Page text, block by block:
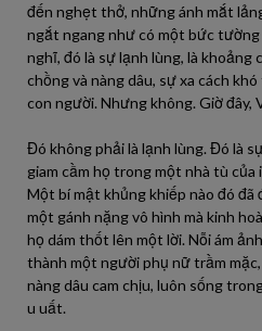
đến nghẹt thở, những ánh mắt
ngắt ngang như có một bức
nghĩ, đó là sự lạnh lùng, là khoảng
chồng và nàng dâu, sự xa cách
con người. Nhưng không. Giờ đây,
Đó không phải là lạnh lùng. Đó là
giam cầm họ trong một nhà tù
Một bí mật khủng khiếp nào đó đã
một gánh nặng vô hình mà kinh
họ dám thốt lên một lời. Nỗi ám
thành một người phụ nữ trầm
nàng dâu cam chịu, luôn sống
u uất.